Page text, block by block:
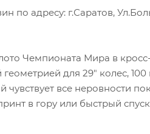
по адресу: г.Саратов,
Чемпионата Мира в
для 29" колес,
все неровности
в гору или быстрый